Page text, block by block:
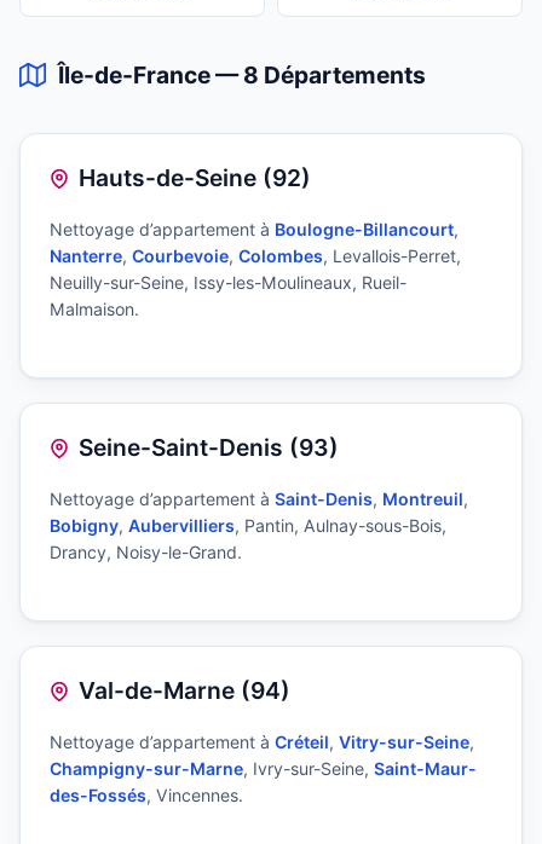
Île-de-France — 8 Départements
Hauts-de-Seine (92)
Nettoyage d’appartement à Boulogne-Billancourt,
Nanterre, Courbevoie, Colombes, Levallois-Perret,
Neuilly-sur-Seine, Issy-les-Moulineaux, Rueil-
Malmaison.
Seine-Saint-Denis (93)
Nettoyage d’appartement à Saint-Denis, Montreuil,
Bobigny, Aubervilliers, Pantin, Aulnay-sous-Bois,
Drancy, Noisy-le-Grand.
Val-de-Marne (94)
Nettoyage d’appartement à Créteil, Vitry-sur-Seine,
Champigny-sur-Marne, Ivry-sur-Seine, Saint-Maur-
des-Fossés, Vincennes.